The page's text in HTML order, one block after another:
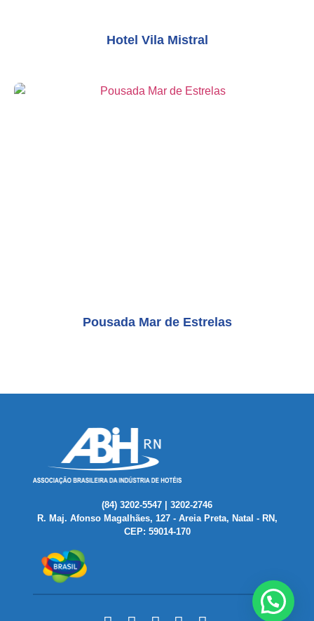
Hotel Vila Mistral
Pousada Mar de Estrelas
(84) 3202-5547 | 3202-2746
R. Maj. Afonso Magalhães, 127 - Areia Preta, Natal - RN,
CEP: 59014-170